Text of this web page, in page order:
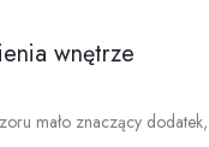
wnętrze
mało znaczący